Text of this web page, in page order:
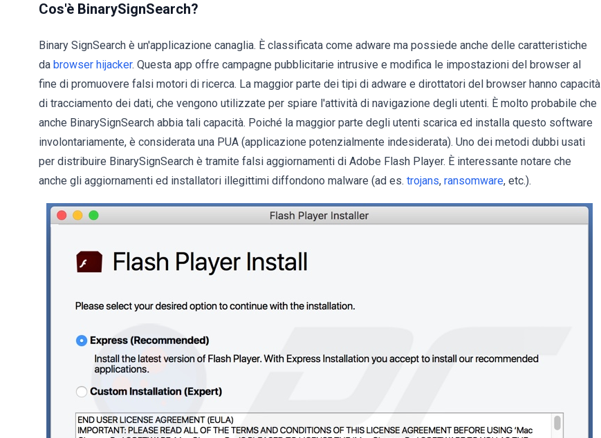
Cos'è BinarySignSearch?
Binary SignSearch è un'applicazione canaglia. È classificata come adware ma possiede anche delle caratteristiche
da browser hijacker. Questa app offre campagne pubblicitarie intrusive e modifica le impostazioni del browser al
fine di promuovere falsi motori di ricerca. La maggior parte dei tipi di adware e dirottatori del browser hanno capacità
di tracciamento dei dati, che vengono utilizzate per spiare l'attività di navigazione degli utenti. È molto probabile che
anche BinarySignSearch abbia tali capacità. Poiché la maggior parte degli utenti scarica ed installa questo software
involontariamente, è considerata una PUA (applicazione potenzialmente indesiderata). Uno dei metodi dubbi usati
per distribuire BinarySignSearch è tramite falsi aggiornamenti di Adobe Flash Player. È interessante notare che
anche gli aggiornamenti ed installatori illegittimi diffondono malware (ad es. trojans, ransomware, etc.).